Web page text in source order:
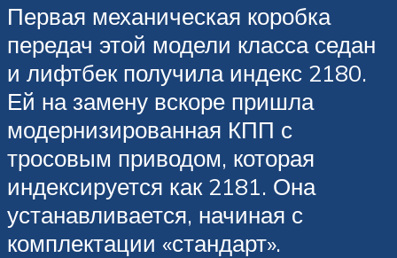
Первая механическая коробка
передач этой модели класса седан
и лифтбек получила индекс 2180.
Ей на замену вскоре пришла
модернизированная КПП с
тросовым приводом, которая
индексируется как 2181. Она
устанавливается, начиная с
комплектации «стандарт».